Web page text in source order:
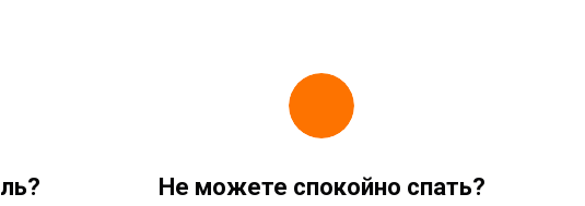
Не можете спокойно спать?